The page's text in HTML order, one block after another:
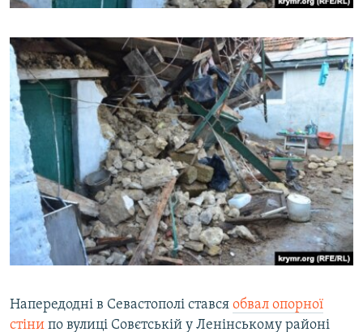
Напередодні в Севастополі стався обвал опорної
стіни по вулиці Совєтській у Ленінському районі